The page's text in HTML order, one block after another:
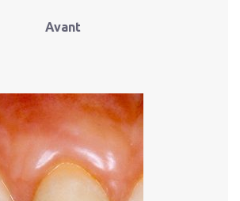
Avant